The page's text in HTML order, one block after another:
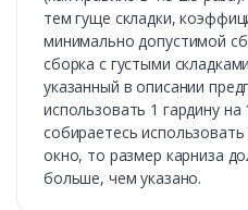
тем гуще складки,
минимально допустимой
сборка с густыми
указанный в описании
использовать 1 гардину
собираетесь
окно, то размер карниза
больше, чем указано.